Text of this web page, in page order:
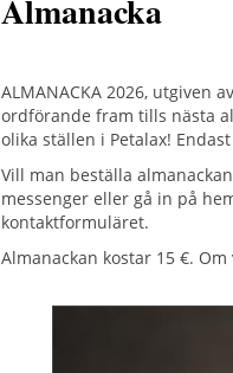
Almanacka
ALMANACKA 2026, utgiven
ordförande fram tills nästa
olika ställen i Petalax!
Vill man beställa
messenger eller gå in på
kontaktformuläret.
Almanackan kostar 15 €.